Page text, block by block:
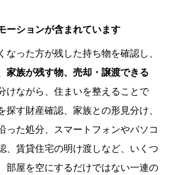
ーションが含まれています
なった方が残した持ち物を確認し、
家族が残す物、売却・譲渡できる
けながら、住まいを整えることで
探す財産確認、家族との形見分け、
った処分、スマートフォンやパソコ
、賃貸住宅の明け渡しなど、いくつ
部屋を空にするだけではない一連の